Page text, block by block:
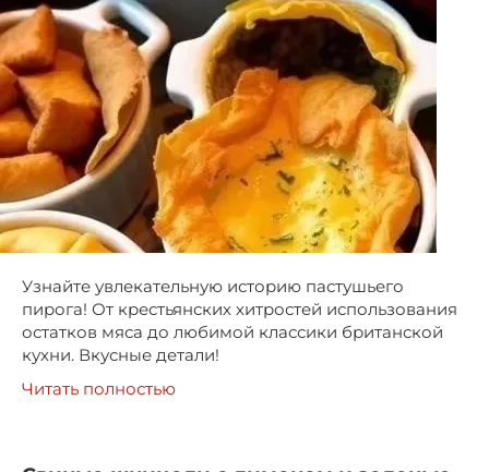
Узнайте увлекательную историю пастушьего
пирога! От крестьянских хитростей использования
остатков мяса до любимой классики британской
кухни. Вкусные детали!
Читать полностью